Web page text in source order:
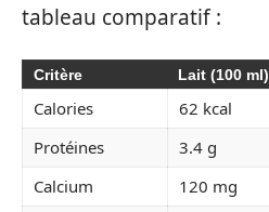
tableau comparatif :
Critère Lait (100 ml)
Calories 62 kcal
Protéines
3.4 g
Calcium
120 mg